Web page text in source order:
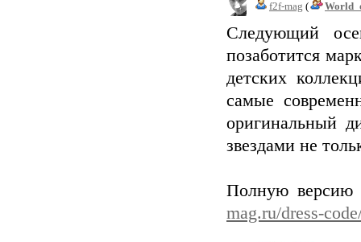
f2f-mag (
Следующий
позаботится
детских
самые
оригинальный
звездами не
Полную версию
mag.ru/dress-